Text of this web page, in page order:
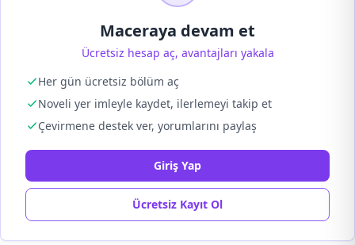
Maceraya devam et
Ücretsiz hesap aç, avantajları yakala
Her gün ücretsiz bölüm aç
Noveli yer imleyle kaydet, ilerlemeyi takip et
Çevirmene destek ver, yorumlarını paylaş
Giriş Yap
Ücretsiz Kayıt Ol